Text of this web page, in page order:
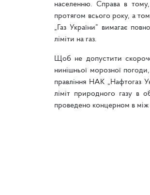
населенню. Справа в
протягом всього року, а
„Газ України” вимагає
ліміти на газ.
Щоб не допустити
нинішньої морозної
правління НАК „Нафтогаз
ліміт природного газу в
проведено концерном в між